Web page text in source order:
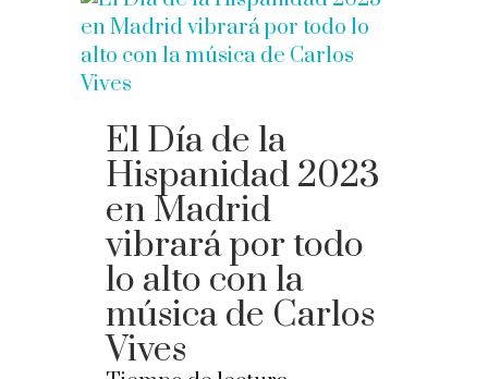
El Día de la
Hispanidad 2023
en Madrid
vibrará por todo
lo alto con la
música de Carlos
Vives